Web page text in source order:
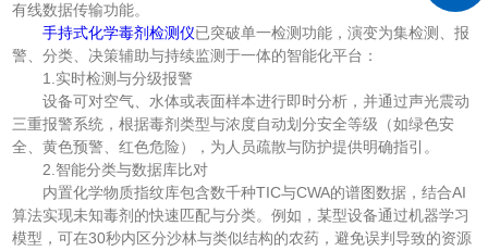
有线数据传输功能。
手持式化学毒剂检测仪已突破单一检测功能，演变为集检测、报
警、分类、决策辅助与持续监测于一体的智能化平台：
1.实时检测与分级报警
设备可对空气、水体或表面样本进行即时分析，并通过声光震动
三重报警系统，根据毒剂类型与浓度自动划分安全等级（如绿色安
全、黄色预警、红色危险），为人员疏散与防护提供明确指引。
2.智能分类与数据库比对
内置化学物质指纹库包含数千种TIC与CWA的谱图数据，结合AI
算法实现未知毒剂的快速匹配与分类。例如，某型设备通过机器学习
模型，可在30秒内区分沙林与类似结构的农药，避免误判导致的资源